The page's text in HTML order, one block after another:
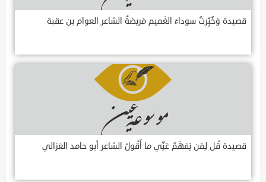
قصيدة وَخُبِّرتُ سوداءَ الغَميم مَريضةٌ الشاعر العوام بن عقبة
قصيدة قُل لِمَن يَفهَمُ عَنِّي ما أَقُولُ الشاعر أبو حامد الغزالي